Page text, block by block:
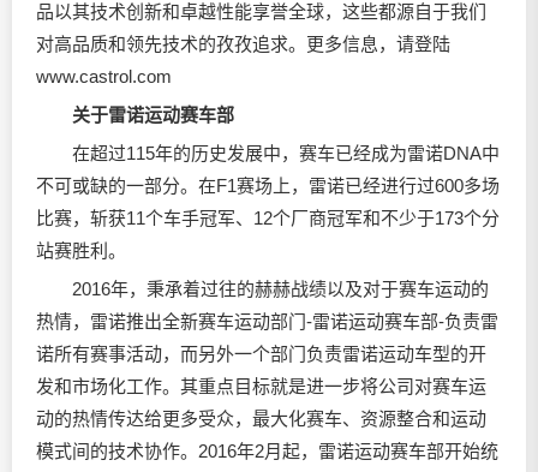
品以其技术创新和卓越性能享誉全球，这些都源自于我们
对高品质和领先技术的孜孜追求。更多信息，请登陆
www.castrol.com
关于雷诺运动赛车部
在超过115年的历史发展中，赛车已经成为雷诺DNA中
不可或缺的一部分。在F1赛场上，雷诺已经进行过600多场
比赛，斩获11个车手冠军、12个厂商冠军和不少于173个分
站赛胜利。
2016年，秉承着过往的赫赫战绩以及对于赛车运动的
热情，雷诺推出全新赛车运动部门-雷诺运动赛车部-负责雷
诺所有赛事活动，而另外一个部门负责雷诺运动车型的开
发和市场化工作。其重点目标就是进一步将公司对赛车运
动的热情传达给更多受众，最大化赛车、资源整合和运动
模式间的技术协作。2016年2月起，雷诺运动赛车部开始统